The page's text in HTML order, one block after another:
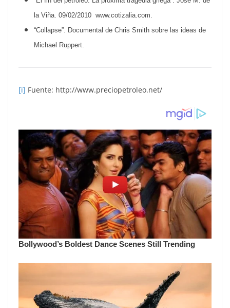
la Viña. 09/02/2010 www.cotizalia.com.
“Collapse”. Documental de Chris Smith sobre las ideas de
Michael Ruppert.
[i] Fuente: http://www.preciopetroleo.net/